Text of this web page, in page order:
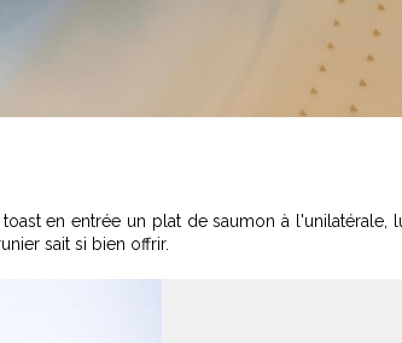
en entrée un plat de saumon à l'unilatérale,
sait si bien offrir.